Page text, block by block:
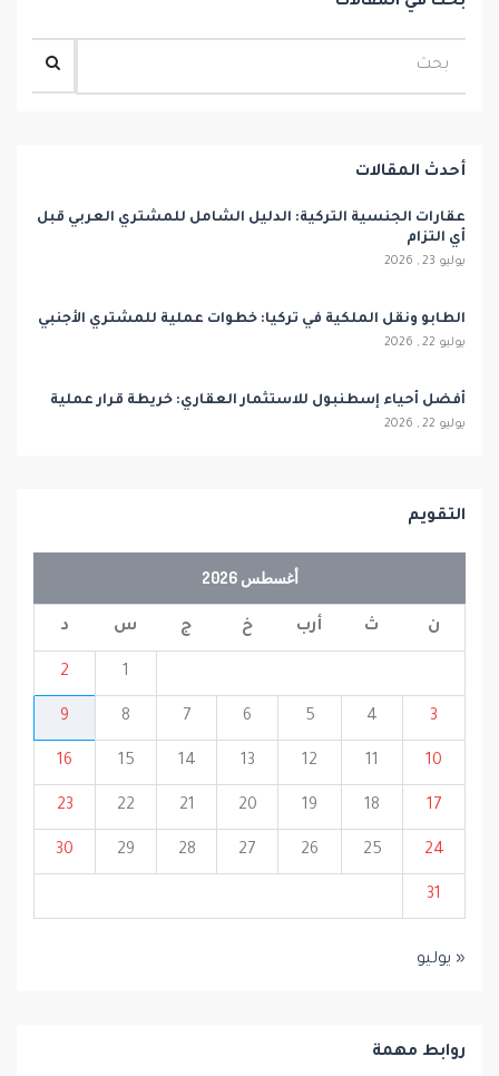
أحدث المقالات
عقارات الجنسية التركية: الدليل الشامل للمشتري العربي قبل
أي التزام
يوليو 23 , 2026
الطابو ونقل الملكية في تركيا: خطوات عملية للمشتري الأجنبي
يوليو 22 , 2026
أفضل أحياء إسطنبول للاستثمار العقاري: خريطة قرار عملية
يوليو 22 , 2026
التقويم
أغسطس 2026
ن ث أرب خ ج س د
1
2
3
4
5
6
7
8
9
10
11
12
13
14
15
16
17
18
19
20
21
22
23
24
25
26
27
28
29
30
31
« يوليو
روابط مهمة